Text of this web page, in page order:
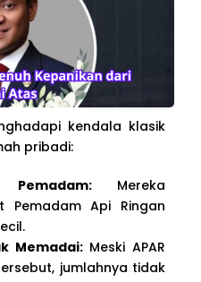
kendala klasik
pribadi:
Mereka
Pemadam Api Ringan
Memadai:Meski APAR
jumlahnya tidak